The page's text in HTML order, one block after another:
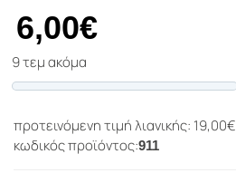
6,00€
9 τεμ ακόμα
προτεινόμενη τιμή λιανικής: 19,00€
κωδικός προϊόντος:911